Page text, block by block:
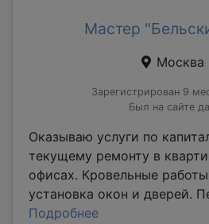
Мастер
Москва
Зарегистрирован 9
Был на сайте
Оказываю услуги по
текущему ремонту в
офисах. Кровельные
установка окон и дверей.
Подробнее